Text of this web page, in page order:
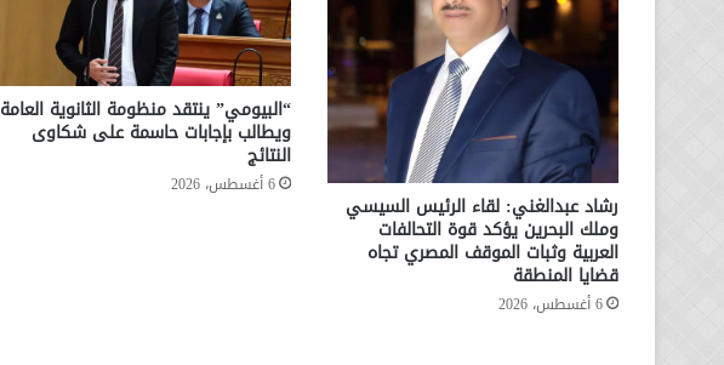
رشاد عبدالغني: لقاء الرئيس السيسي
وملك البحرين يؤكد قوة التحالفات
العربية وثبات الموقف المصري تجاه
قضايا المنطقة
6 أغسطس، 2026
“البيومي” ينتقد منظومة الثانوية العامة
ويطالب بإجابات حاسمة على شكاوى
النتائج
6 أغسطس، 2026